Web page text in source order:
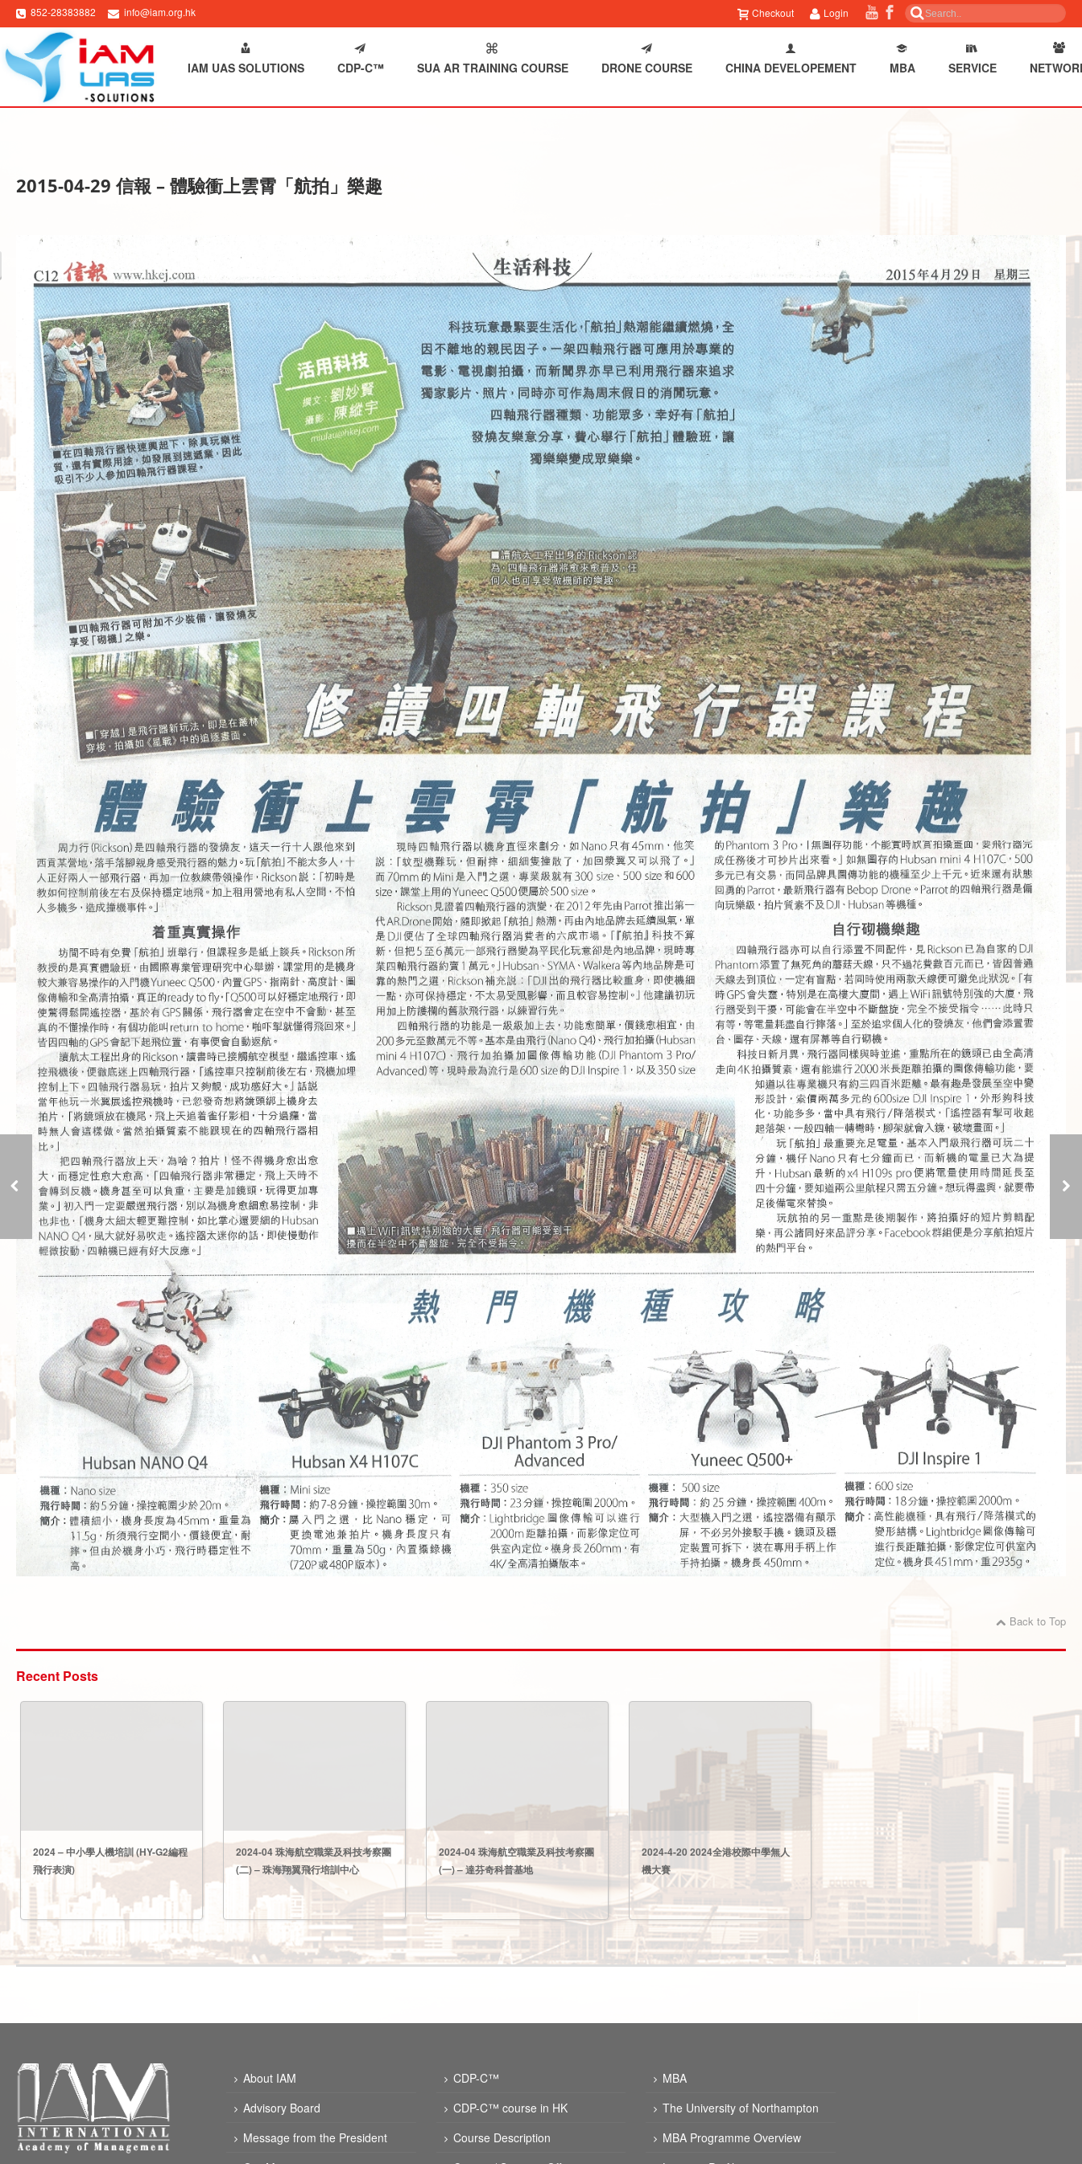
852-28383882 info@iam.org.hk Login
Checkout
HOME ABOUT IAM IAM UAS SOLUTIONS CDP-C™ SUA AR TRAINING COURSE DRONE COURSE CHINA DEVELOPEMENT MBA SERVICE
2015-04-29 信報 – 體驗衝上雲霄「航拍」樂趣
Back to Top
Recent Posts
2024 – 中小學人機培訓 (HY-G2編程
飛行表演)
2024-04 珠海航空職業及科技考察團
(二) – 珠海翔翼飛行培訓中心
2024-04 珠海航空職業及科技考察團
(一) – 達芬奇科普基地
2024-4-20 2024全港校際中學無人
機大賽
About IAM
Advisory Board
Message from the President
CDP-C™
CDP-C™ course in HK
Course Description
MBA
The University of Northampton
MBA Programme Overview